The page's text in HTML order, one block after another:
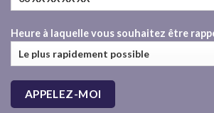
Heure à laquelle vous souhaitez être